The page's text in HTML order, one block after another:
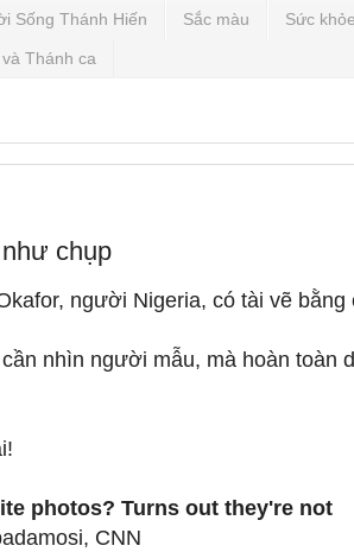
Sống Thánh Hiến Sắc màu Sức khỏe
Thánh ca
chụp
người Nigeria, có tài vẽ bằng
nhìn người mẫu, mà hoàn toàn
photos? Turns out they're not
CNN